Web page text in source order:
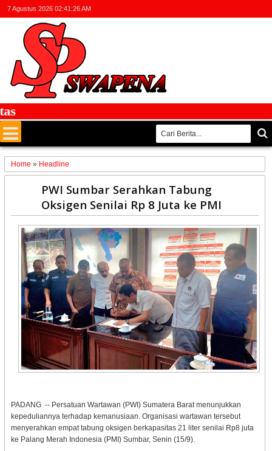
7 Agustus 2026 02:41:27 AM
Home » Headline
PWI Sumbar Serahkan Tabung
Oksigen Senilai Rp 8 Juta ke PMI
PADANG -- Persatuan Wartawan (PWI) Sumatera Barat menunjukkan
kepeduliannya terhadap kemanusiaan. Organisasi wartawan tersebut
menyerahkan empat tabung oksigen berkapasitas 21 liter senilai Rp8 juta
ke Palang Merah Indonesia (PMI) Sumbar, Senin (15/9).